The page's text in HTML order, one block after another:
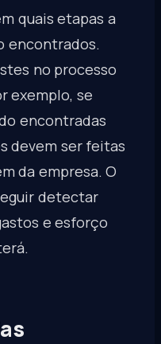
quais etapas a
encontrados.
no processo
exemplo, se
encontradas
devem ser feitas
da empresa. O
detectar
e esforço